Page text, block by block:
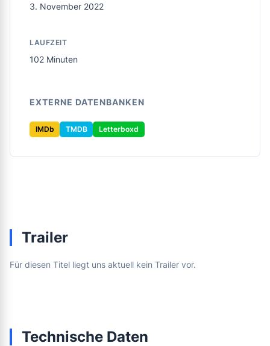
3. November 2022
LAUFZEIT
102 Minuten
EXTERNE DATENBANKEN
IMDb TMDB Letterboxd
Trailer
Für diesen Titel liegt uns aktuell kein Trailer vor.
Technische Daten